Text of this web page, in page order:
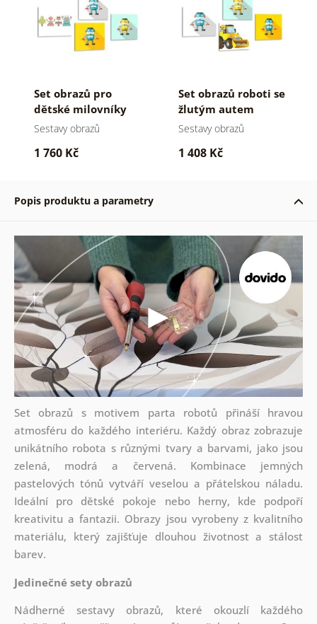
Set obrazů pro
dětské milovníky
robotů
Sestavy obrazů
1 760 Kč
Set obrazů roboti se
žlutým autem
Sestavy obrazů
1 408 Kč
Popis produktu a parametry
Set obrazů s motivem parta robotů přináší hravou
atmosféru do každého interiéru. Každý obraz zobrazuje
unikátního robota s různými tvary a barvami, jako jsou
zelená, modrá a červená. Kombinace jemných
pastelových tónů vytváří veselou a přátelskou náladu.
Ideální pro dětské pokoje nebo herny, kde podpoří
kreativitu a fantazii. Obrazy jsou vyrobeny z kvalitního
materiálu, který zajišťuje dlouhou životnost a stálost
barev.
Jedinečné sety obrazů
Nádherné sestavy obrazů, které okouzlí každého